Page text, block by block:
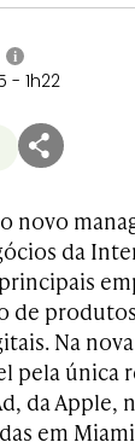
i
- 1h22
novo
da
de
Na
pela única
da Apple,
em